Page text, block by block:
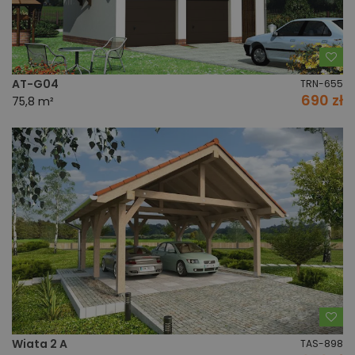
AT-G04 TRN-655
75,8 m² 690 zł
Wiata 2 A TAS-898